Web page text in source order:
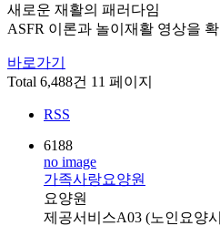
새로운 재활의 패러다임
ASFR 이론과 놀이재활 영상을
바로가기
Total 6,488건 11 페이지
RSS
6188
no image
가족사랑요양원
요양원
제공서비스A03 (노인요양